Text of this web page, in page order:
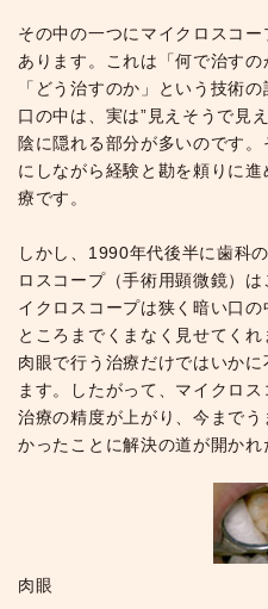
その中の一つにマイクロスコ
あります。これは「何で治すの
「どう治すのか」という技術の
口の中は、実は”見えそうで見
陰に隠れる部分が多いのです
にしながら経験と勘を頼りに
療です。
しかし、1990年代後半に歯科
ロスコープ（手術用顕微鏡）
イクロスコープは狭く暗い口
ところまでくまなく見せてく
肉眼で行う治療だけではいか
ます。したがって、マイクロ
治療の精度が上がり、今まで
かったことに解決の道が開かれ
肉眼